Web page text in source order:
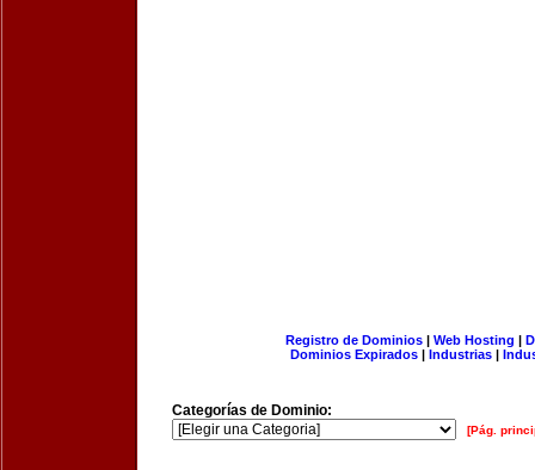
Registro de Dominios| Web Hosting |
Dominios Expirados | Industrias |
Categorías de Dominio:
[Pág.